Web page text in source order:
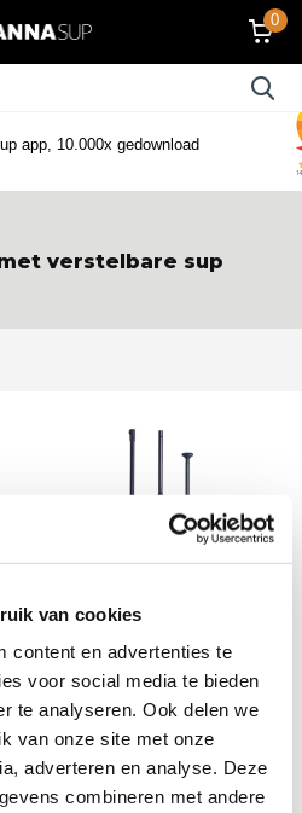
van cookies
content en advertenties te
voor social media te bieden
te analyseren. Ook delen we
van onze site met onze
adverteren en analyse. Deze
combineren met andere
0
app, 10.000x gedownload
verstelbare sup
Ben je jouw sup peddel
kwijtgeraakt of wil je gr...
Op voorraad
Meer informatie
€ 39,- € 29,95
Bekijken